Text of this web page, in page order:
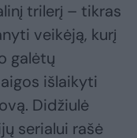
trilerį – tikras
veikėją, kurį
galėtų
išlaikyti
Didžiulė
serialui rašė